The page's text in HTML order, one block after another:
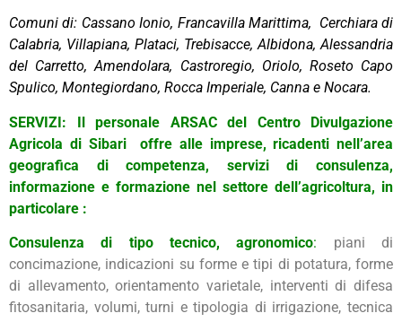
Comuni di: Cassano Ionio, Francavilla Marittima, Cerchiara di
Calabria, Villapiana, Plataci, Trebisacce, Albidona, Alessandria
del Carretto, Amendolara, Castroregio, Oriolo, Roseto Capo
Spulico, Montegiordano, Rocca Imperiale, Canna e Nocara.
SERVIZI:
Il personale ARSAC del Centro Divulgazione
Agricola di Sibari offre alle imprese, ricadenti nell’area
geografica di competenza, servizi di consulenza,
informazione e formazione nel settore dell’agricoltura, in
particolare :
Consulenza di tipo tecnico, agronomico: piani di
concimazione, indicazioni su forme e tipi di potatura, forme
di allevamento, orientamento varietale, interventi di difesa
fitosanitaria, volumi, turni e tipologia di irrigazione, tecnica